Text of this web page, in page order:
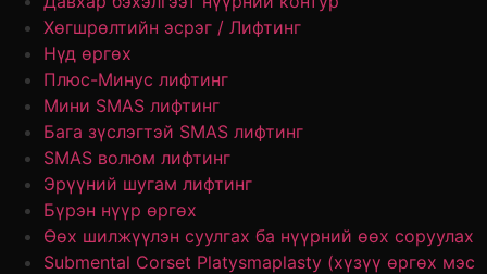
Хөгшрөлтийн эсрэг / Лифтинг
Нүд өргөх
Плюс-Минус лифтинг
Мини SMAS лифтинг
Бага зүслэгтэй SMAS лифтинг
SMAS волюм лифтинг
Эрүүний шугам лифтинг
Бүрэн нүүр өргөх
Өөх шилжүүлэн суулгах ба нүүрний өөх соруулах
Submental Corset Platysmaplasty (хүзүү өргөх мэс